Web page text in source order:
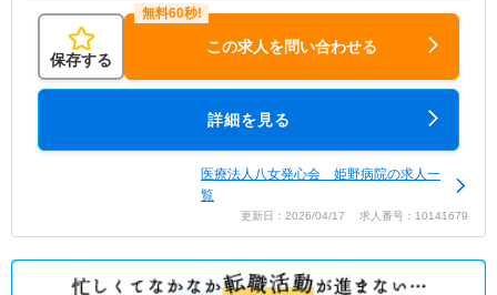
保存する
この求人を問い合わせる
詳細を見る
医療法人八女発心会 姫野病院の求人一
覧
更新日：2026/04/17 求人番号：10141679